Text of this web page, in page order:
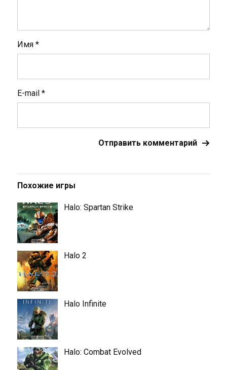
Имя *
E-mail *
Похожие игры
Halo: Spartan Strike
Halo 2
Halo Infinite
Halo: Combat Evolved